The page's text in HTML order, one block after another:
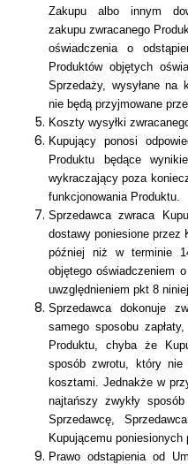
Zakupu albo innym
zakupu zwracanego
oświadczenia o
Produktów objętych
Sprzedaży, wysyłane na
nie będą przyjmowane
Koszty wysyłki
Kupujący ponosi
Produktu będące
wykraczający poza
funkcjonowania Produktu.
Sprzedawca zwraca
dostawy poniesione przez
później niż w terminie
objętego oświadczeniem
uwzględnieniem pkt 8
Sprzedawca dokonuje
samego sposobu
Produktu, chyba że
sposób zwrotu, który
kosztami. Jednakże w
najtańszy zwykły
Sprzedawcę,
Kupującemu
Prawo odstąpienia od